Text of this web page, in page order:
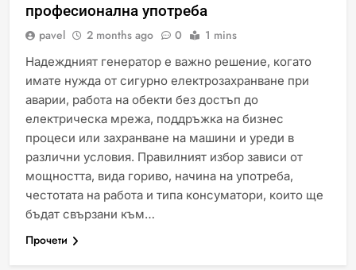
Идеи за съвременен дизайн
на баня
ИСТОРИЯ
професионална употреба
pavel 2 months ago 0 1 mins
Надеждният генератор е важно решение, когато
имате нужда от сигурно електрозахранване при
аварии, работа на обекти без достъп до
електрическа мрежа, поддръжка на бизнес
процеси или захранване на машини и уреди в
различни условия. Правилният избор зависи от
мощността, вида гориво, начина на употреба,
честотата на работа и типа консуматори, които ще
бъдат свързани към…
Прочети